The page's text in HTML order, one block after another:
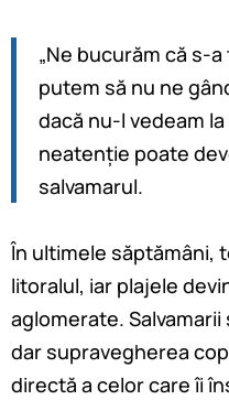
„Ne bucurăm că s-
putem să nu ne
dacă nu-l vedeam
neatenție poate
salvamarul.
În ultimele săptămâni,
litoralul, iar plajele
aglomerate.
dar supravegherea
directă a celor care îi